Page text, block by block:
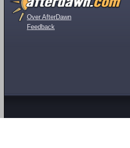
Over AfterDawn
Feedback